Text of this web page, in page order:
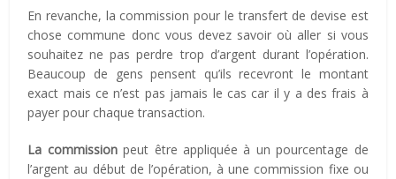
En revanche, la commission pour le transfert de devise est
chose commune donc vous devez savoir où aller si vous
souhaitez ne pas perdre trop d’argent durant l’opération.
Beaucoup de gens pensent qu’ils recevront le montant
exact mais ce n’est pas jamais le cas car il y a des frais à
payer pour chaque transaction.
La commissionpeut être appliquée à un pourcentage de
l’argent au début de l’opération, à une commission fixe ou